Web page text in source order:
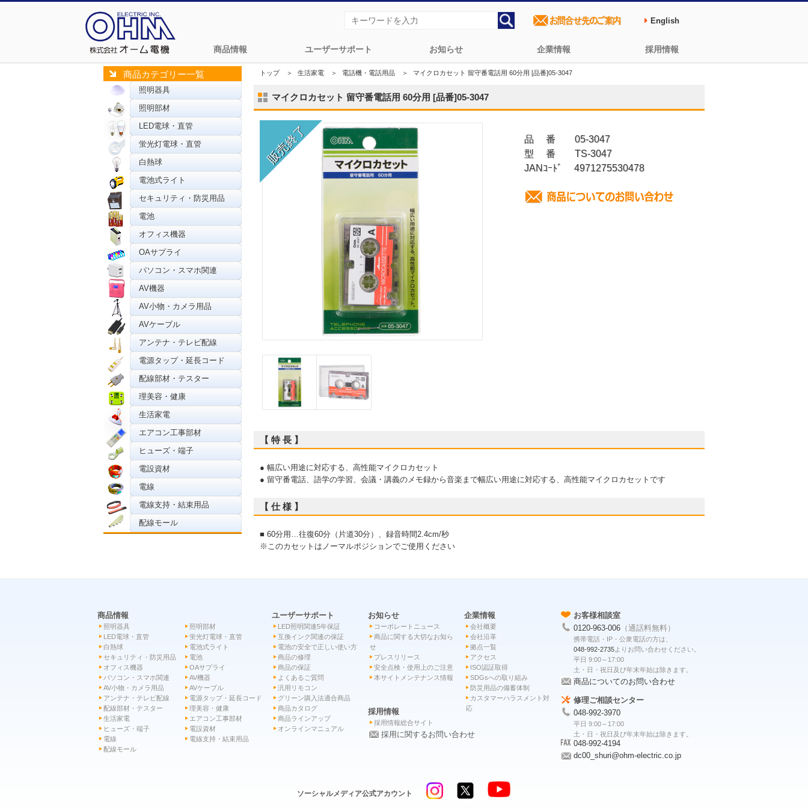
商品情報 ユーザーサポート お知らせ 企業情報 採用情報
English
商品カテゴリー一覧
照明器具
照明部材
LED電球・直管
蛍光灯電球・直管
白熱球
電池式ライト
セキュリティ・防災用品
電池
オフィス機器
OAサプライ
パソコン・スマホ関連
AV機器
AV小物・カメラ用品
AVケーブル
アンテナ・テレビ配線
電源タップ・延長コード
配線部材・テスター
理美容・健康
生活家電
エアコン工事部材
ヒューズ・端子
電設資材
電線
電線支持・結束用品
配線モール
トップ＞ 生活家電 ＞ 電話機・電話用品 ＞ マイクロカセット 留守番電話用 60分用 [品番]05-3047
マイクロカセット 留守番電話用 60分用 [品番]05-3047
品 番 05-3047
型 番 TS-3047
JANｺｰﾄﾞ 4971275530478
【 特 長 】
● 幅広い用途に対応する、高性能マイクロカセット
● 留守番電話、語学の学習、会議・講義のメモ録から音楽まで幅広い用途に対応する、高性能マイクロカセットです
【 仕 様 】
■ 60分用…往復60分（片道30分）、録音時間2.4cm/秒
※このカセットはノーマルポジションでご使用ください
商品情報
照明器具
照明部材
LED電球・直管
蛍光灯電球・直管
白熱球
電池式ライト
セキュリティ・防災用品
電池
オフィス機器
OAサプライ
パソコン・スマホ関連
AV機器
AV小物・カメラ用品
AVケーブル
アンテナ・テレビ配線
電源タップ・延長コード
配線部材・テスター
理美容・健康
生活家電
エアコン工事部材
ヒューズ・端子
電設資材
電線
電線支持・結束用品
配線モール
ユーザーサポート
LED照明関連5年保証
互換インク関連の保証
電池の安全で正しい使い方
商品の修理
商品の保証
よくあるご質問
汎用リモコン
グリーン購入法適合商品
商品カタログ
商品ラインアップ
オンラインマニュアル
お知らせ
コーポレートニュース
商品に関する大切なお知ら
せ
プレスリリース
安全点検・使用上のご注意
本サイトメンテナンス情報
企業情報
会社概要
会社沿革
拠点一覧
アクセス
ISO認証取得
SDGsへの取り組み
防災用品の備蓄体制
カスタマーハラスメント対
応
採用情報
採用情報総合サイト
採用に関するお問い合わせ
お客様相談室
0120-963-006 （通話料無料）
携帯電話・IP・公衆電話の方は、
048-992-2735よりお問い合わせください。
平日 9:00～17:00
土・日・祝日及び年末年始は除きます。
商品についてのお問い合わせ
修理ご相談センター
048-992-3970
平日 9:00～17:00
土・日・祝日及び年末年始は除きます。
048-992-4194
dc00_shuri@ohm-electric.co.jp
ソーシャルメディア公式アカウント